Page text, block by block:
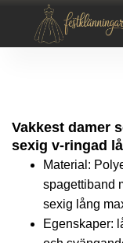
Vakkest damer
sexig v-ringad
Material:
spagettiband
sexig lång
Egenskaper: